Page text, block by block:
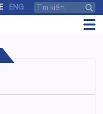
ENG